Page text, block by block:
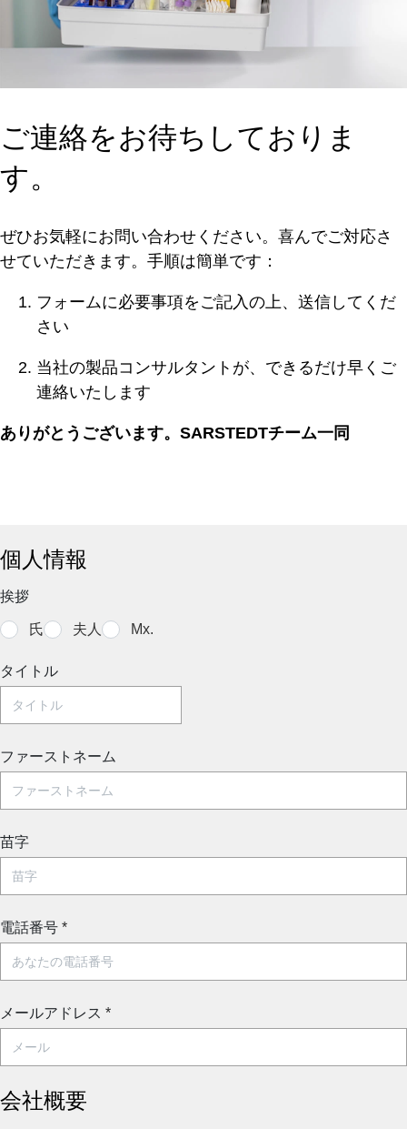
ご連絡をお待ちしておりま
す。
ぜひお気軽にお問い合わせください。喜んでご対応さ
せていただきます。手順は簡単です：
フォームに必要事項をご記入の上、送信してくだ
さい
当社の製品コンサルタントが、できるだけ早くご
連絡いたします
ありがとうございます。SARSTEDTチーム一同
個人情報
挨拶
氏 夫人 Mx.
タイトル
ファーストネーム
苗字
電話番号 *
メールアドレス *
会社概要